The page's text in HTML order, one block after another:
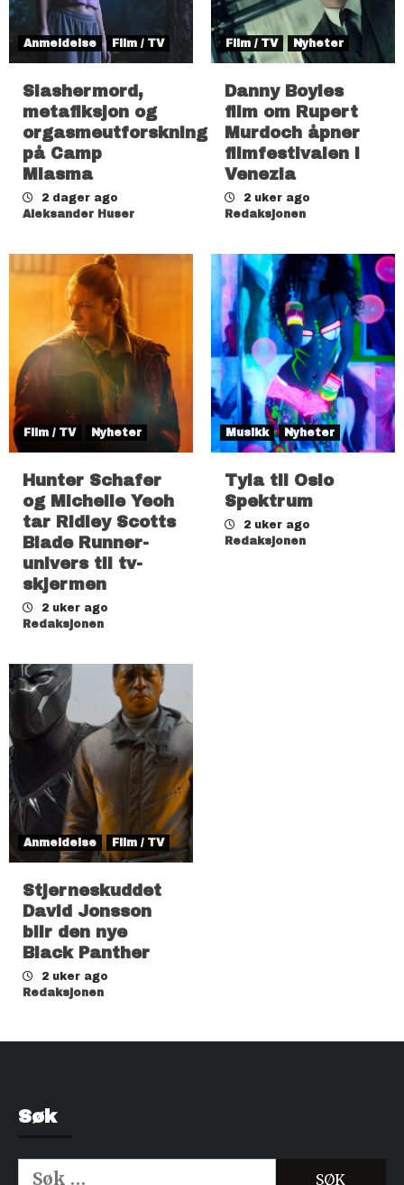
Anmeldelse Film / TV
Slashermord,
metafiksjon og
orgasmeutforskning
på Camp
Miasma
2 dager ago
Aleksander Huser
Film / TV Nyheter
Danny Boyles
film om Rupert
Murdoch åpner
filmfestivalen i
Venezia
2 uker ago
Redaksjonen
Film / TV Nyheter
Hunter Schafer
og Michelle Yeoh
tar Ridley Scotts
Blade Runner-
univers til tv-
skjermen
2 uker ago
Redaksjonen
Musikk Nyheter
Tyla til Oslo
Spektrum
2 uker ago
Redaksjonen
Anmeldelse Film / TV
Stjerneskuddet
David Jonsson
blir den nye
Black Panther
2 uker ago
Redaksjonen
Søk
Søk